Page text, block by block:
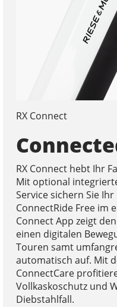
RX Connect
RX Connect hebt Ihr
Mit optional
Service sichern Sie
ConnectRide Free im
Connect App zeigt
einen digitalen
Touren samt
automatisch auf. Mit
ConnectCare
Vollkaskoschutz und
Diebstahlfall.